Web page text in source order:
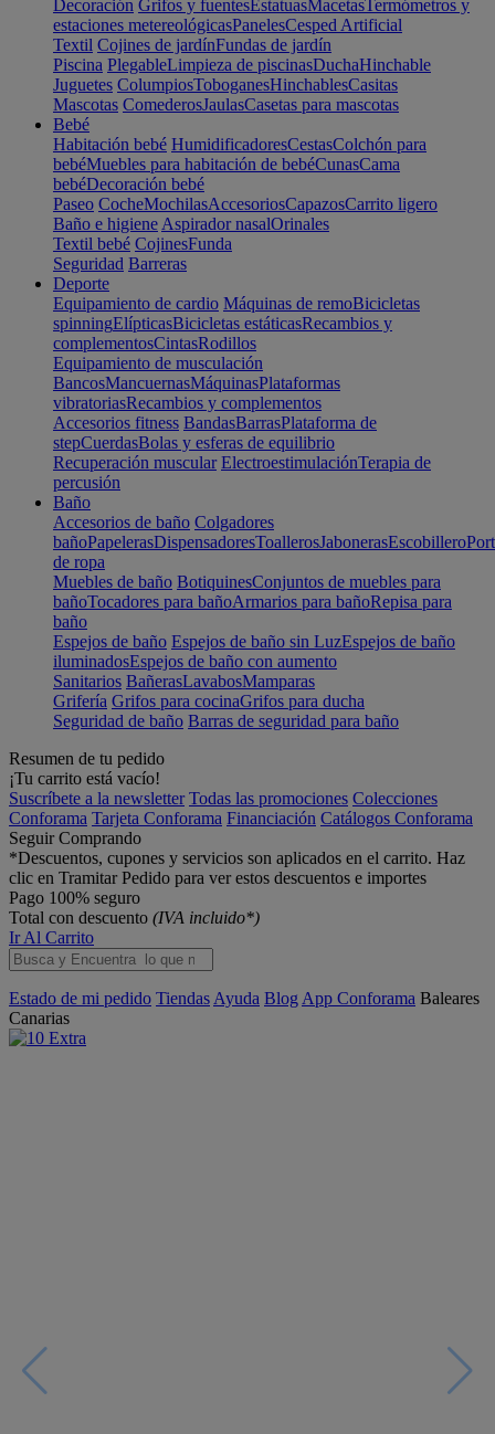
Decoración Grifos y fuentesEstatuasMacetasTermómetros y
estaciones metereológicasPanelesCesped Artificial
Textil Cojines de jardínFundas de jardín
Piscina PlegableLimpieza de piscinasDuchaHinchable
Juguetes ColumpiosToboganesHinchablesCasitas
Mascotas ComederosJaulasCasetas para mascotas
Bebé
Habitación bebé HumidificadoresCestasColchón para
bebéMuebles para habitación de bebéCunasCama
bebéDecoración bebé
Paseo CocheMochilasAccesoriosCapazosCarrito ligero
Baño e higiene Aspirador nasalOrinales
Textil bebé CojinesFunda
Seguridad Barreras
Deporte
Equipamiento de cardio Máquinas de remoBicicletas
spinningElípticasBicicletas estáticasRecambios y
complementosCintasRodillos
Equipamiento de musculación
BancosMancuernasMáquinasPlataformas
vibratoriasRecambios y complementos
Accesorios fitness BandasBarrasPlataforma de
stepCuerdasBolas y esferas de equilibrio
Recuperación muscular ElectroestimulaciónTerapia de
percusión
Baño
Accesorios de baño Colgadores
bañoPapelerasDispensadoresToallerosJabonerasEscobillero
de ropa
Muebles de baño BotiquinesConjuntos de muebles para
bañoTocadores para bañoArmarios para bañoRepisa para
baño
Espejos de baño Espejos de baño sin LuzEspejos de baño
iluminadosEspejos de baño con aumento
Sanitarios BañerasLavabosMamparas
Grifería Grifos para cocinaGrifos para ducha
Seguridad de baño Barras de seguridad para baño
Resumen de tu pedido
¡Tu carrito está vacío!
Suscríbete a la newsletter Todas las promociones Colecciones
Conforama Tarjeta Conforama Financiación Catálogos Conforama
Seguir Comprando
*Descuentos, cupones y servicios son aplicados en el carrito. Haz
clic en Tramitar Pedido para ver estos descuentos e importes
Pago 100% seguro
Total con descuento (IVA incluido*)
Ir Al Carrito
Estado de mi pedido Tiendas Ayuda Blog App Conforama Baleares
Canarias